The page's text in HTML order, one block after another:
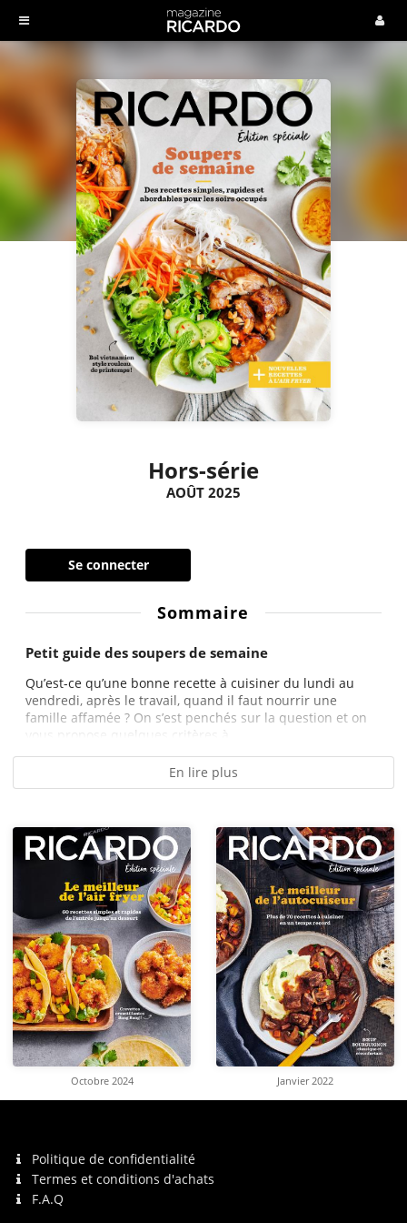
Hors-série
AOÛT 2025
Se connecter
Sommaire
Petit guide des soupers de semaine
Qu’est-ce qu’une bonne recette à cuisiner du lundi au
vendredi, après le travail, quand il faut nourrir une
famille affamée ? On s’est penchés sur la question et on
vous propose quelques critères à...
En lire plus
Octobre 2024 Janvier 2022
Politique de confidentialité
Termes et conditions d'achats
F.A.Q